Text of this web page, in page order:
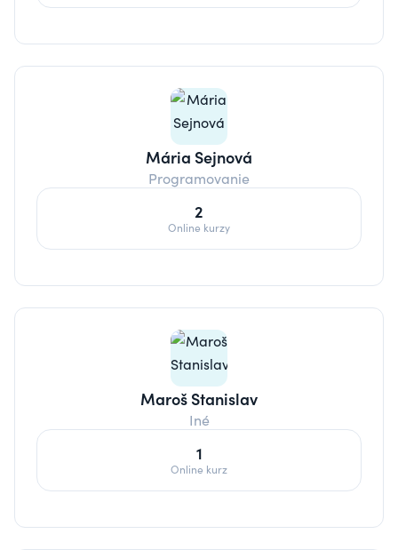
Mária Sejnová
Programovanie
2
Online kurzy
Maroš Stanislav
Iné
1
Online kurz